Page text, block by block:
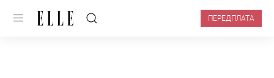
ПЕРЕДПЛАТА